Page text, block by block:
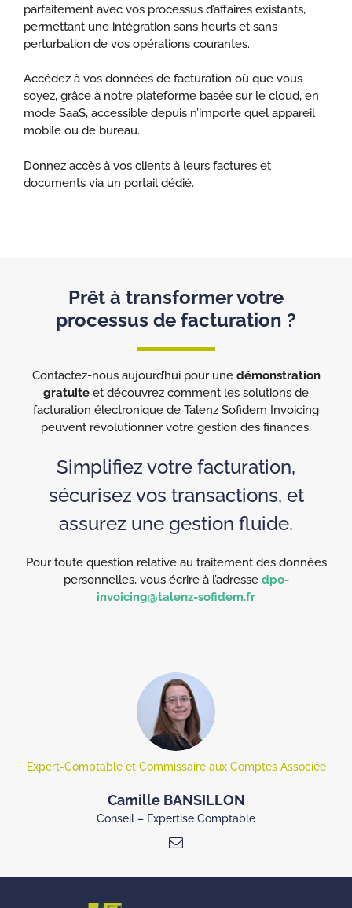
parfaitement avec vos processus d’affaires existants,
permettant une intégration sans heurts et sans
perturbation de vos opérations courantes.
Accédez à vos données de facturation où que vous
soyez, grâce à notre plateforme basée sur le cloud, en
mode SaaS, accessible depuis n’importe quel appareil
mobile ou de bureau.
Donnez accès à vos clients à leurs factures et
documents via un portail dédié.
Prêt à transformer votre
processus de facturation ?
Contactez-nous aujourd’hui pour une démonstration
gratuite et découvrez comment les solutions de
facturation électronique de Talenz Sofidem Invoicing
peuvent révolutionner votre gestion des finances.
Simplifiez votre facturation,
sécurisez vos transactions, et
assurez une gestion fluide.
Pour toute question relative au traitement des données
personnelles, vous écrire à l’adresse dpo-
invoicing@talenz-sofidem.fr
Expert-Comptable et Commissaire aux Comptes Associée
Camille BANSILLON
Conseil – Expertise Comptable